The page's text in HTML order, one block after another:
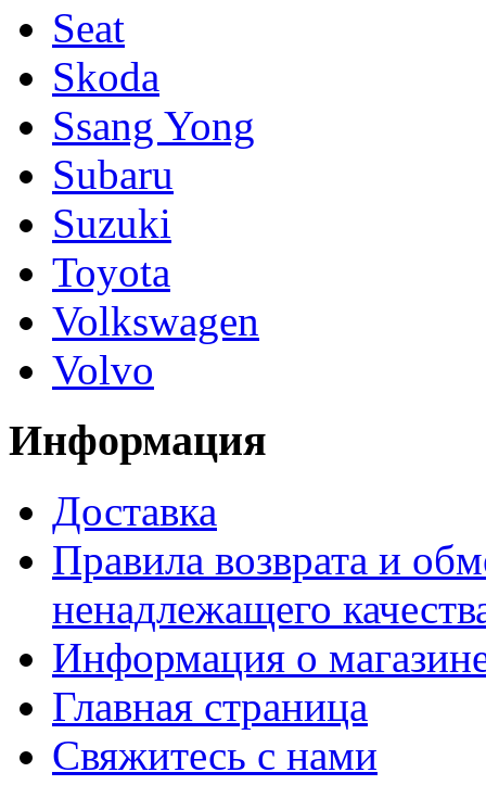
Seat
Skoda
Ssang Yong
Subaru
Suzuki
Toyota
Volkswagen
Volvo
Информация
Доставка
Правила возврата и
ненадлежащего
Информация о
Главная страница
Свяжитесь с нами